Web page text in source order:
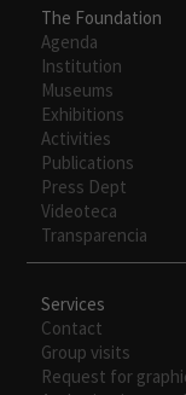
The Foundation
Agenda
Institution
Museums
Exhibitions
Activities
Publications
Press Dept
Videoteca
Transparencia
Services
Contact
Group visits
Request for